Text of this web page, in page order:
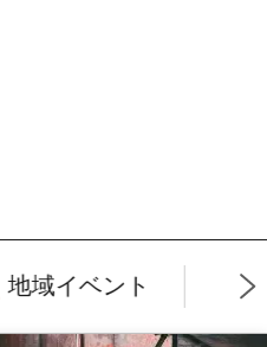
地域イベント